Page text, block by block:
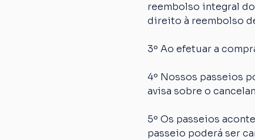
reembolso integral
direito à reembolso
3º Ao efetuar a
4º Nossos passeios
avisa sobre o
5º Os passeios
passeio poderá ser